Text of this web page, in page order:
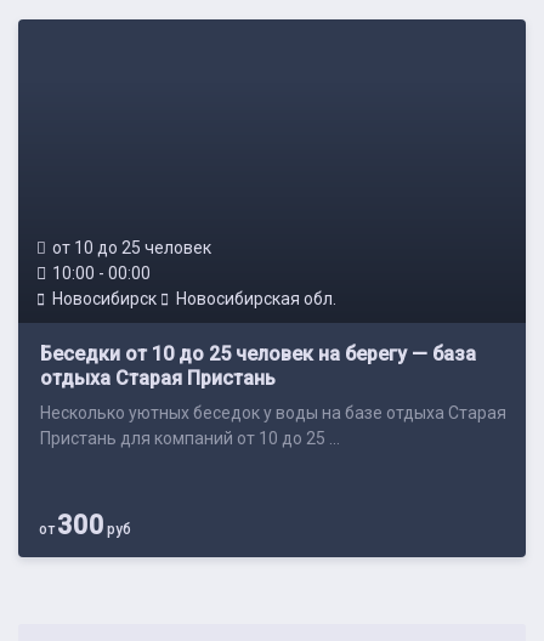
от 10 до 25 человек
10:00 - 00:00
Новосибирск
Новосибирская обл.
Беседки от 10 до 25 человек на берегу — база
отдыха Старая Пристань
Несколько уютных беседок у воды на базе отдыха Старая
Пристань для компаний от 10 до 25 ...
от300 руб